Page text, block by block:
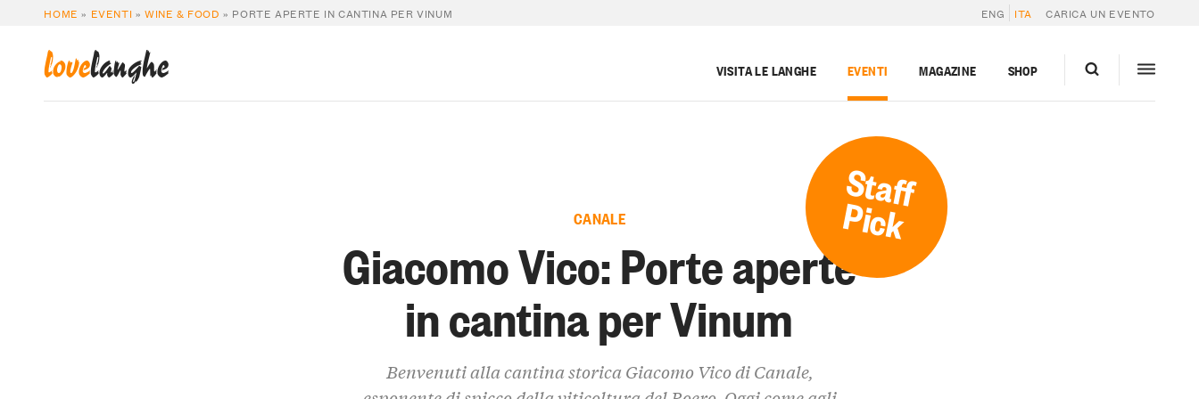
HOME » EVENTI »WINE & FOOD » PORTE APERTE IN CANTINA PER VINUM ENG ITA CARICA UN EVENTO
lovelanghe VISITA LE LANGHE EVENTI MAGAZINE SHOP
Staff
Pick
CANALE
Giacomo Vico: Porte aperte
in cantina per Vinum
Benvenuti alla cantina storica Giacomo Vico di Canale,